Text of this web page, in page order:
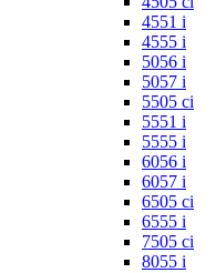
4551 i
4555 i
5056 i
5057 i
5505 ci
5551 i
5555 i
6056 i
6057 i
6505 ci
6555 i
7505 ci
8055 i